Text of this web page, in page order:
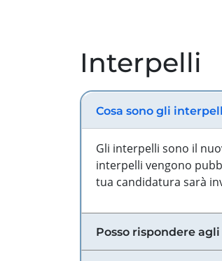
Interpelli
Cosa sono gli
Gli interpelli sono il
interpelli vengono
tua candidatura sarà
Posso rispondere